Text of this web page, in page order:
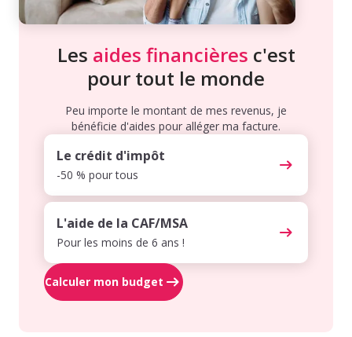
Les aides financières c'est
pour tout le monde
Peu importe le montant de mes revenus, je
bénéficie d'aides pour alléger ma facture.
Le crédit d'impôt
-50 % pour tous
L'aide de la CAF/MSA
Pour les moins de 6 ans !
Calculer mon budget